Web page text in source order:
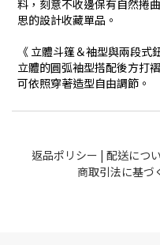
料，刻意不收邊保有自然捲
思的設計收藏單品。
《 立體斗篷＆袖型與兩段式
立體的圓弧袖型搭配後方打
可依照穿著造型自由調節。
返品ポリシー | 配送につ
商取引法に基づ